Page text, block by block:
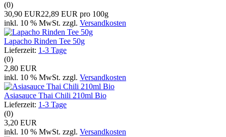
(0)
30,90 EUR22,89 EUR pro 100g
inkl. 10 % MwSt. zzgl. Versandkosten
Lapacho Rinden Tee 50g
Lieferzeit: 1-3 Tage
(0)
2,80 EUR
inkl. 10 % MwSt. zzgl. Versandkosten
Asiasauce Thai Chili 210ml Bio
Lieferzeit: 1-3 Tage
(0)
3,20 EUR
inkl. 10 % MwSt. zzgl. Versandkosten